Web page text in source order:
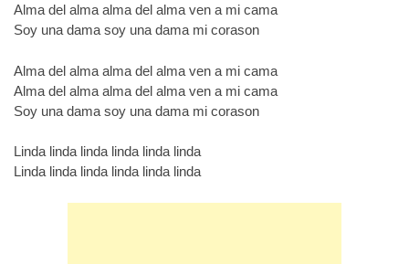
Alma del alma alma del alma ven a mi cama
Soy una dama soy una dama mi corason
Alma del alma alma del alma ven a mi cama
Alma del alma alma del alma ven a mi cama
Soy una dama soy una dama mi corason
Linda linda linda linda linda linda
Linda linda linda linda linda linda